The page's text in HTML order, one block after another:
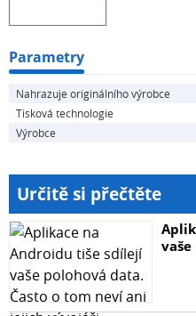
Parametry
Nahrazuje originálního výrobce
Tisková technologie
Výrobce
Určitě si přečtěte
vaše